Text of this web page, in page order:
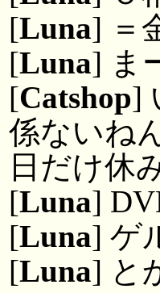
[Luna] ＝
[Luna] ま
[Catshop]
係ないね
日だけ休
[Luna]
[Luna] ゲ
[Luna] と